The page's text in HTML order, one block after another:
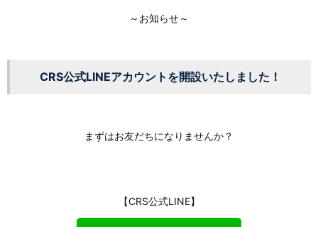
～お知らせ～
CRS公式LINEアカウントを開設いたしました！
まずはお友だちになりませんか？
【CRS公式LINE】